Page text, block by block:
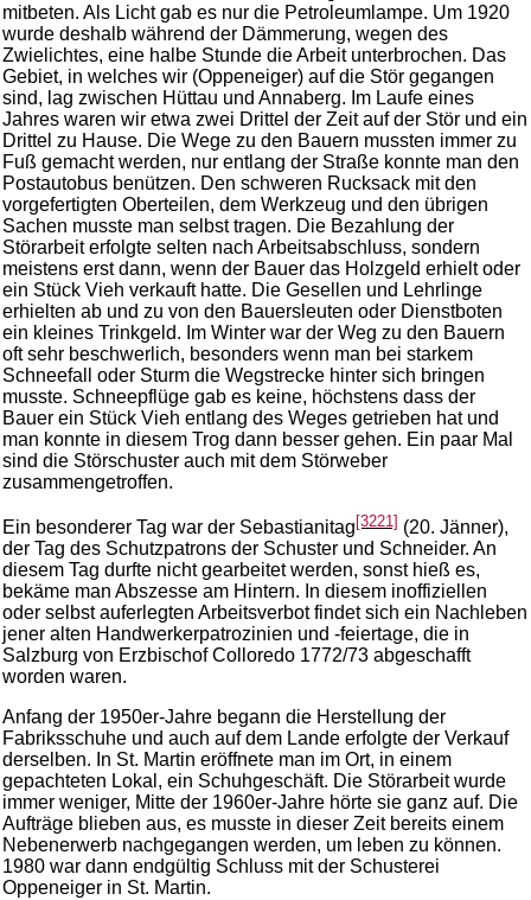
mitbeten. Als Licht gab es nur die Petroleumlampe. Um 1920
wurde deshalb während der Dämmerung, wegen des
Zwielichtes, eine halbe Stunde die Arbeit unterbrochen. Das
Gebiet, in welches wir (Oppeneiger) auf die Stör gegangen
sind, lag zwischen Hüttau und Annaberg. Im Laufe eines
Jahres waren wir etwa zwei Drittel der Zeit auf der Stör und ein
Drittel zu Hause. Die Wege zu den Bauern mussten immer zu
Fuß gemacht werden, nur entlang der Straße konnte man den
Postautobus benützen. Den schweren Rucksack mit den
vorgefertigten Oberteilen, dem Werkzeug und den übrigen
Sachen musste man selbst tragen. Die Bezahlung der
Störarbeit erfolgte selten nach Arbeitsabschluss, sondern
meistens erst dann, wenn der Bauer das Holzgeld erhielt oder
ein Stück Vieh verkauft hatte. Die Gesellen und Lehrlinge
erhielten ab und zu von den Bauersleuten oder Dienstboten
ein kleines Trinkgeld. Im Winter war der Weg zu den Bauern
oft sehr beschwerlich, besonders wenn man bei starkem
Schneefall oder Sturm die Wegstrecke hinter sich bringen
musste. Schneepflüge gab es keine, höchstens dass der
Bauer ein Stück Vieh entlang des Weges getrieben hat und
man konnte in diesem Trog dann besser gehen. Ein paar Mal
sind die Störschuster auch mit dem Störweber
zusammengetroffen.
Ein besonderer Tag war der Sebastianitag [3221] (20. Jänner),
der Tag des Schutzpatrons der Schuster und Schneider. An
diesem Tag durfte nicht gearbeitet werden, sonst hieß es,
bekäme man Abszesse am Hintern. In diesem inoffiziellen
oder selbst auferlegten Arbeitsverbot findet sich ein Nachleben
jener alten Handwerkerpatrozinien und -feiertage, die in
Salzburg von Erzbischof Colloredo 1772/73 abgeschafft
worden waren.
Anfang der 1950er-Jahre begann die Herstellung der
Fabriksschuhe und auch auf dem Lande erfolgte der Verkauf
derselben. In St. Martin eröffnete man im Ort, in einem
gepachteten Lokal, ein Schuhgeschäft. Die Störarbeit wurde
immer weniger, Mitte der 1960er-Jahre hörte sie ganz auf. Die
Aufträge blieben aus, es musste in dieser Zeit bereits einem
Nebenerwerb nachgegangen werden, um leben zu können.
1980 war dann endgültig Schluss mit der Schusterei
Oppeneiger in St. Martin.